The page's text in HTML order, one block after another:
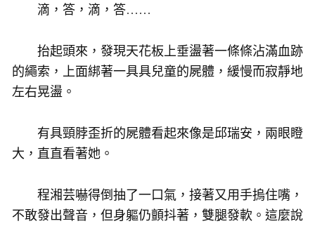
滴，答，滴，答……
抬起頭來，發現天花板上垂盪著一條條沾滿血跡
的繩索，上面綁著一具具兒童的屍體，緩慢而寂靜地
左右晃盪。
有具頸脖歪折的屍體看起來像是邱瑞安，兩眼瞪
大，直直看著她。
程湘芸嚇得倒抽了一口氣，接著又用手摀住嘴，
不敢發出聲音，但身軀仍顫抖著，雙腿發軟。這麼說